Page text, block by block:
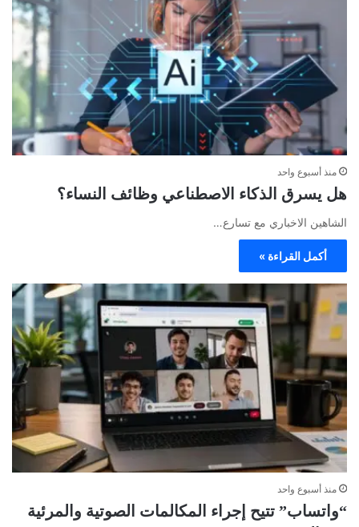
منذ أسبوع واحد
هل يسرق الذكاء الاصطناعي وظائف النساء؟
الشاهين الاخباري مع تسارع…
أكمل القراءة »
منذ أسبوع واحد
“واتساب” تتيح إجراء المكالمات الصوتية والمرئية